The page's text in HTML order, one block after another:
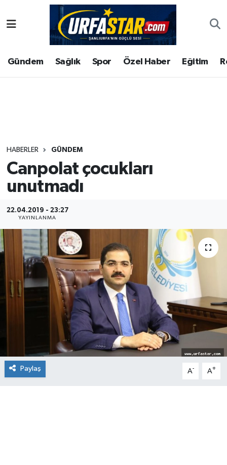
Gündem Sağlık Spor Özel Haber Eğitim
HABERLER GÜNDEM
Canpolat çocukları
unutmadı
22.04.2019 - 23:27
YAYINLANMA
Paylaş A- A+
ASAYİS
ÇEVRE
Gündem
Kültür
Magazin
Şanlıurfa Nöbetçi Eczaneler
Şanlıurfa Hava Durumu
Tüm Manşetler
Son Dakika Haberleri
Haber Arşivi